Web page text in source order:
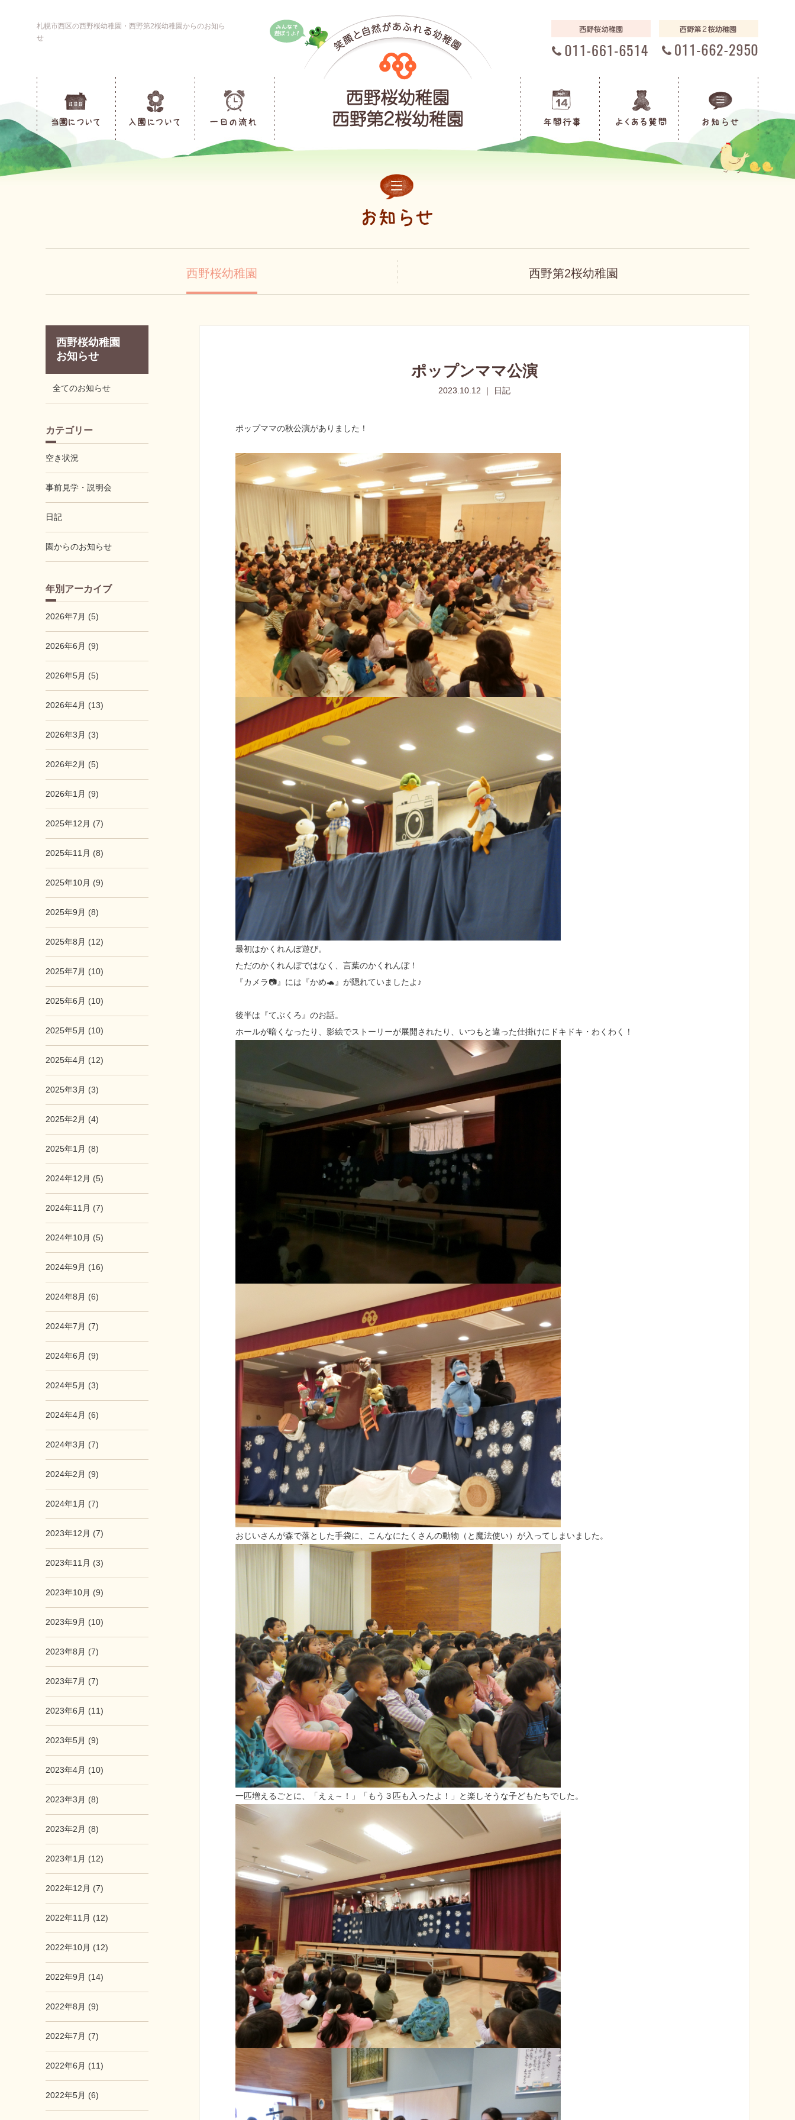
札幌市西区の西野桜幼稚園・西野第2桜幼稚園からのお知ら
せ
西野桜幼稚園 西野第2桜幼稚園
西野桜幼稚園
お知らせ
全てのお知らせ
カテゴリー
空き状況
事前見学・説明会
日記
園からのお知らせ
年別アーカイブ
2026年7月 (5)
2026年6月 (9)
2026年5月 (5)
2026年4月 (13)
2026年3月 (3)
2026年2月 (5)
2026年1月 (9)
2025年12月 (7)
2025年11月 (8)
2025年10月 (9)
2025年9月 (8)
2025年8月 (12)
2025年7月 (10)
2025年6月 (10)
2025年5月 (10)
2025年4月 (12)
2025年3月 (3)
2025年2月 (4)
2025年1月 (8)
2024年12月 (5)
2024年11月 (7)
2024年10月 (5)
2024年9月 (16)
2024年8月 (6)
2024年7月 (7)
2024年6月 (9)
2024年5月 (3)
2024年4月 (6)
2024年3月 (7)
2024年2月 (9)
2024年1月 (7)
2023年12月 (7)
2023年11月 (3)
2023年10月 (9)
2023年9月 (10)
2023年8月 (7)
2023年7月 (7)
2023年6月 (11)
2023年5月 (9)
2023年4月 (10)
2023年3月 (8)
2023年2月 (8)
2023年1月 (12)
2022年12月 (7)
2022年11月 (12)
2022年10月 (12)
2022年9月 (14)
2022年8月 (9)
2022年7月 (7)
2022年6月 (11)
2022年5月 (6)
ポップンママ公演
2023.10.12 ｜ 日記
ポップママの秋公演がありました！
最初はかくれんぼ遊び。
ただのかくれんぼではなく、言葉のかくれんぼ！
『カメラ📷』には『かめ🐢』が隠れていましたよ♪
後半は『てぶくろ』のお話。
ホールが暗くなったり、影絵でストーリーが展開されたり、いつもと違った仕掛けにドキドキ・わくわく！
おじいさんが森で落とした手袋に、こんなにたくさんの動物（と魔法使い）が入ってしまいました。
一匹増えるごとに、「えぇ～！」「もう３匹も入ったよ！」と楽しそうな子どもたちでした。